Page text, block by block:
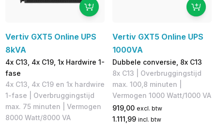
Vertiv GXT5 Online UPS
8kVA
4x C13, 4x C19, 1x Hardwire 1-
fase
4x C13, 4x C19 en 1x hardwire
1-fase | Overbruggingstijd
max. 75 minuten | Vermogen
8000 Watt/8000 VA
Vertiv GXT5 Online UPS
1000VA
Dubbele conversie, 8x C13
8x C13 | Overbruggingstijd
max. 100,8 minuten |
Vermogen 1000 Watt/1000 VA
919,00 excl. btw
1.111,99 incl. btw